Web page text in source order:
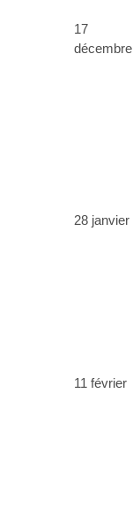
17
décembre
28 janvier
11 février